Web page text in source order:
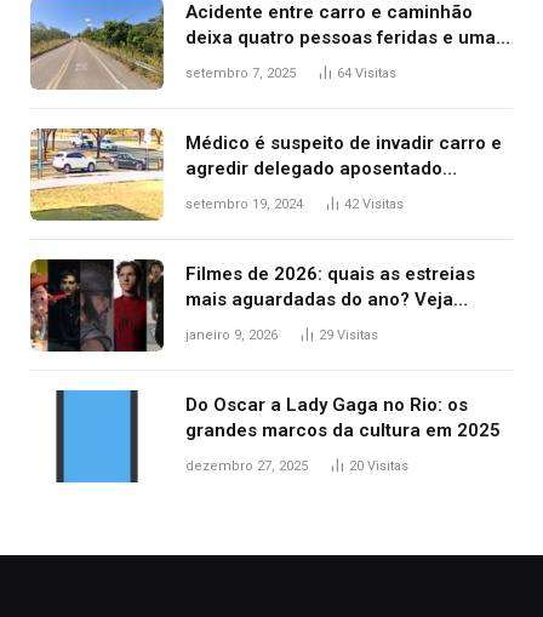
Acidente entre carro e caminhão
deixa quatro pessoas feridas e uma
mulher morta na TO-070
setembro 7, 2025 64 Visitas
Médico é suspeito de invadir carro e
agredir delegado aposentado
durante confusão no trânsito
setembro 19, 2024 42Visitas
Filmes de 2026: quais as estreias
mais aguardadas do ano? Veja
principais lançamentos do cinema
janeiro 9, 2026 29 Visitas
Do Oscar a Lady Gaga no Rio: os
grandes marcos da cultura em 2025
dezembro 27, 2025 20 Visitas